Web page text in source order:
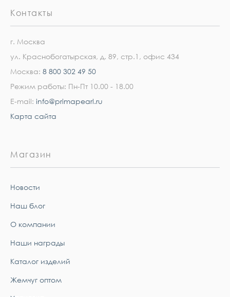
Контакты
г. Москва
ул. Краснобогатырская, д. 89, стр.1, офис 434
Москва: 8 800 302 49 50
Режим работы: Пн-Пт 10.00 - 18.00
E-mail: info@primapearl.ru
Карта сайта
Магазин
Новости
Наш блог
О компании
Наши награды
Каталог изделий
Жемчуг оптом